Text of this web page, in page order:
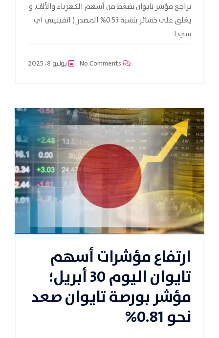
تراجع مؤشر تايوان بضغط من أسهم الكهرباء والآلات, و
يغلق على خسائر بنسبة 0.53% المصدر ( انفينيتي اي
سي ا
يوليو 8، 2025
ارتفاع مؤشرات أسهم
تايوان اليوم 30 أبريل؛
مؤشر بورصة تايوان صعد
نحو 0.81%